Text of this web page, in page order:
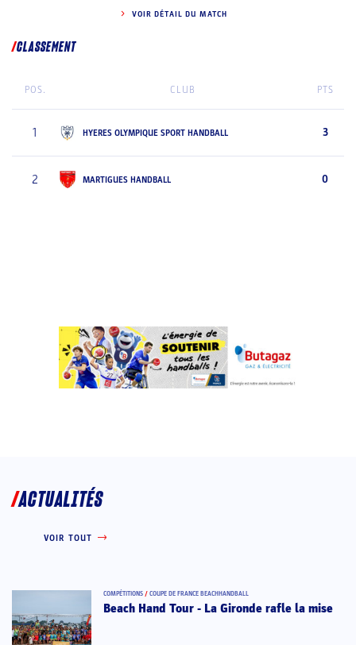
VOIR DÉTAIL DU MATCH
CLASSEMENT
POS. CLUB PTS
1 HYERES OLYMPIQUE SPORT HANDBALL 3
2 MARTIGUES HANDBALL 0
ACTUALITÉS
VOIR TOUT
COMPÉTITIONS / COUPE DE FRANCE BEACHHANDBALL
Beach Hand Tour - La Gironde rafle la mise